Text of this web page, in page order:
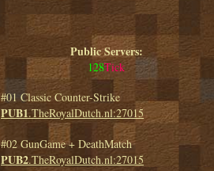
Public Servers:
128Tick
#01 Classic Counter-Strike
PUB1.TheRoyalDutch.nl:27015
#02 GunGame + DeathMatch
PUB2.TheRoyalDutch.nl:27015